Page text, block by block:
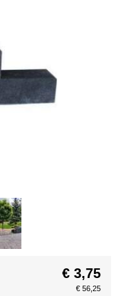
€ 3,75
€ 56,25